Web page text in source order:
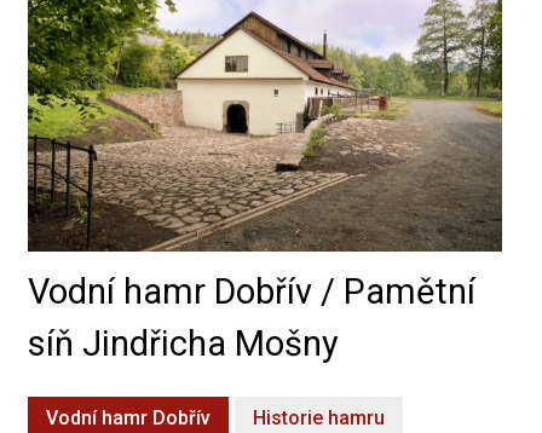
Vodní hamr Dobřív / Pamětní
síň Jindřicha Mošny
Vodní hamr Dobřív Historie hamru